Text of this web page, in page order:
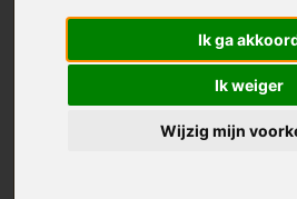
Ik ga
Ik weiger
Wijzig mijn
Maak hier een zoekprofiel aan
de hoogte van